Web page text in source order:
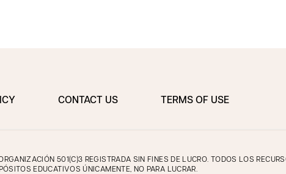
CONTACT US TERMS OF USE
501(C)3 REGISTRADA SIN FINES DE LUCRO. TODOS LOS
EDUCATIVOS ÚNICAMENTE, NO PARA LUCRAR.